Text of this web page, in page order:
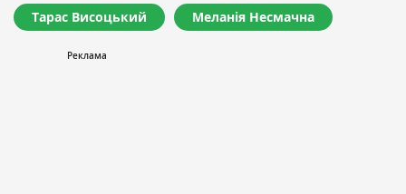
Тарас Висоцький Меланія Несмачна